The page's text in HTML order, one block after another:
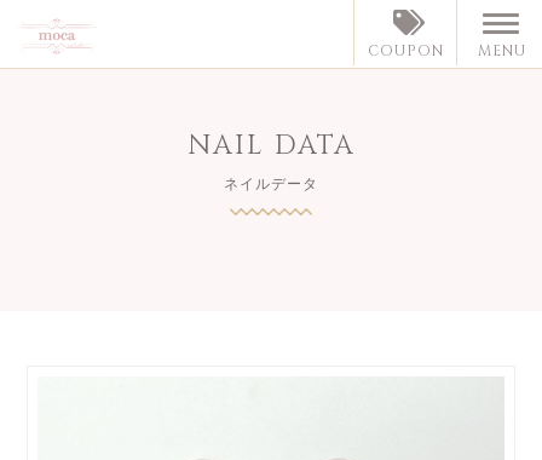
COUPON MENU
NAIL DATA
ネイルデータ